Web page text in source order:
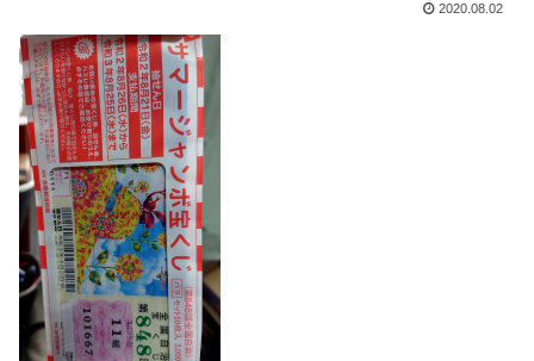
2020.08.02